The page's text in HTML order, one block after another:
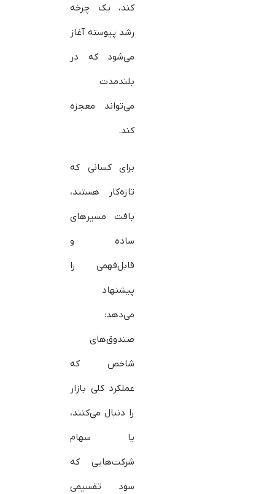
کند، یک چرخه
رشد پیوسته آغاز
می‌شود که در
بلندمدت
می‌تواند معجزه
کند.
برای کسانی که
تازه‌کار هستند،
بافت مسیرهای
ساده و
قابل‌فهمی را
پیشنهاد
می‌دهد:
صندوق‌های
شاخص که
عملکرد کلی بازار
را دنبال می‌کنند،
یا سهام
شرکت‌هایی که
سود تقسیمی